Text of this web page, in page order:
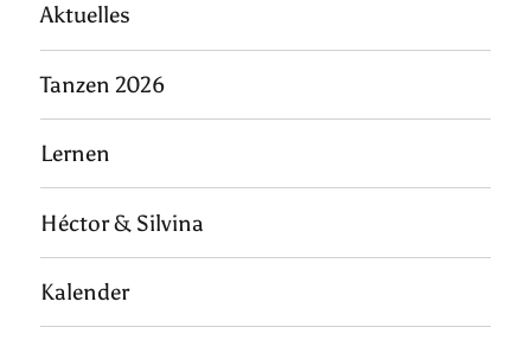
Aktuelles
Tanzen 2026
Lernen
Héctor & Silvina
Kalender